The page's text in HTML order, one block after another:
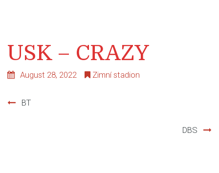
USK – CRAZY
August 28, 2022 Zimní stadion
BT
DBS